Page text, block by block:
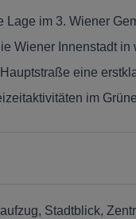
im 3. Wiener
Wiener Innenstadt in
eine
im
Stadtblick